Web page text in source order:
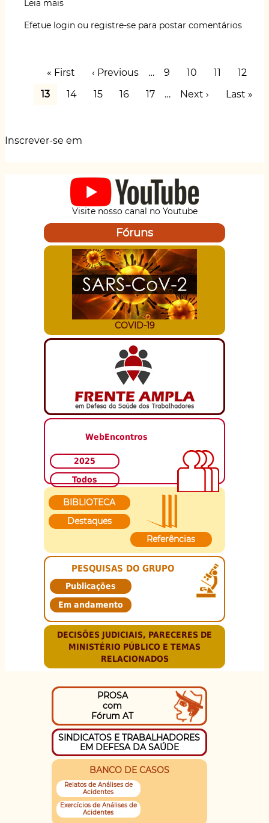
at
p
p
c
o
o
e
y
k
n
it
ai p
n
k
ar
Leia mais
ilusão
segurança
na
Efetue login ou registre-se para postar comentários
Primeira
página
« First
Página
‹ Previous … Page
9 Page
10 Page
11 Page
12
Página
13 Page
14 Page
15 Page
16 Page
17 …
Próxima
Next ›
Última
Last »
Inscrever-se em
Visite nosso canal no Youtube
Fóruns
COVID-19
WebEncontros
2025
Todos
BIBLIOTECA
Destaques
Referências
PESQUISAS DO GRUPO
Publicações
Em andamento
DECISÕES JUDICIAIS, PARECERES DE
MINISTÉRIO PÚBLICO E TEMAS
RELACIONADOS
PROSA
com
Fórum AT
SINDICATOS E TRABALHADORES
EM DEFESA DA SAÚDE
BANCO DE CASOS
Relatos de Análises de
Acidentes
Exercícios de Análises de
Acidentes